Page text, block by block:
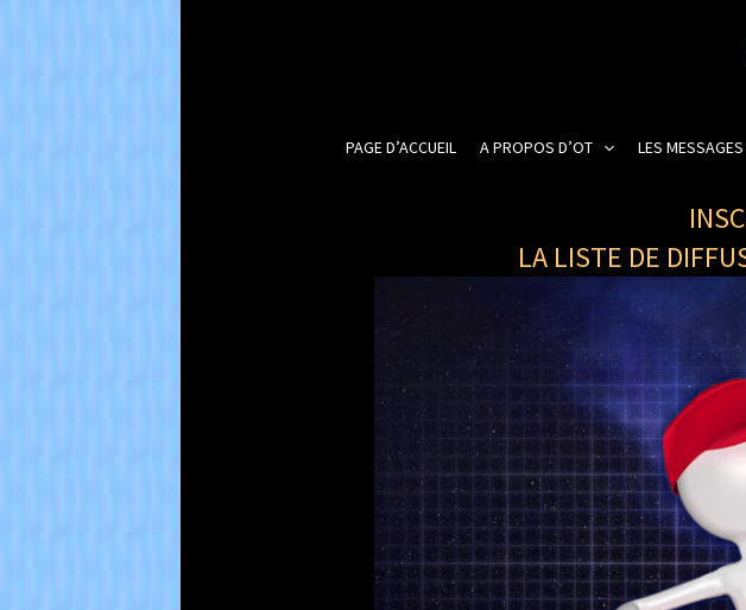
PAGE D’ACCUEIL A PROPOS D’OT LES MESSAGES
LA LISTE DE